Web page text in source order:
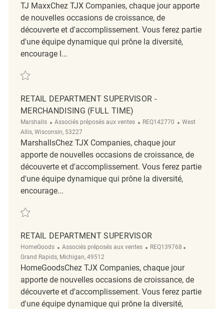
TJ MaxxChez TJX Companies, chaque jour apporte
de nouvelles occasions de croissance, de
découverte et d'accomplissement. Vous ferez partie
d'une équipe dynamique qui prône la diversité,
encourage l...
Sauvegarder Merchandising Department Supervisor REQ137650
RETAIL DEPARTMENT SUPERVISOR -
MERCHANDISING (FULL TIME)
Marshalls Catégorie
Associés préposés aux ventes ReqId
REQ142770 Emplacement
West
Allis, Wisconsin, 53227
MarshallsChez TJX Companies, chaque jour
apporte de nouvelles occasions de croissance, de
découverte et d'accomplissement. Vous ferez partie
d'une équipe dynamique qui prône la diversité,
encourage...
Sauvegarder Retail Department Supervisor - Merchandising (Full Time)
RETAIL DEPARTMENT SUPERVISOR
HomeGoods Catégorie
Associés préposés aux ventes ReqId
REQ139768
Grand Rapids, Michigan, 49512
HomeGoodsChez TJX Companies, chaque jour
apporte de nouvelles occasions de croissance, de
découverte et d'accomplissement. Vous ferez partie
d'une équipe dynamique qui prône la diversité,